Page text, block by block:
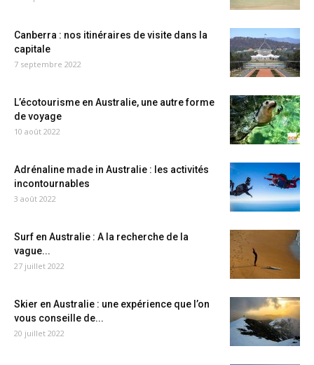
Canberra : nos itinéraires de visite dans la
capitale
7 septembre 2022
L’écotourisme en Australie, une autre forme
de voyage
10 août 2022
Adrénaline made in Australie : les activités
incontournables
3 août 2022
Surf en Australie : A la recherche de la
vague...
27 juillet 2022
Skier en Australie : une expérience que l’on
vous conseille de...
20 juillet 2022